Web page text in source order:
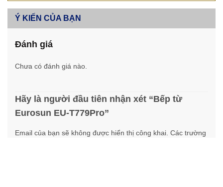
Ý KIẾN CỦA BẠN
Đánh giá
Chưa có đánh giá nào.
Hãy là người đầu tiên nhận xét “Bếp từ
Eurosun EU-T779Pro”
Email của bạn sẽ không được hiển thị công khai. Các trường